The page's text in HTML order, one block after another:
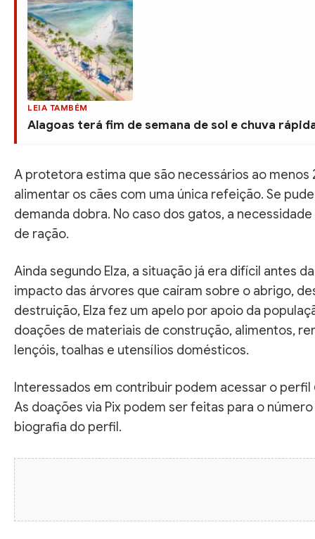
LEIA TAMBÉM
Alagoas terá fim de semana de sol e chuva
A protetora estima que são necessários ao menos
alimentar os cães com uma única refeição. Se
demanda dobra. No caso dos gatos, a
de ração.
Ainda segundo Elza, a situação já era difícil antes
impacto das árvores que caíram sobre o abrigo,
destruição, Elza fez um apelo por apoio da
doações de materiais de construção, alimentos,
lençóis, toalhas e utensílios domésticos.
Interessados em contribuir podem acessar o
As doações via Pix podem ser feitas para o
biografia do perfil.